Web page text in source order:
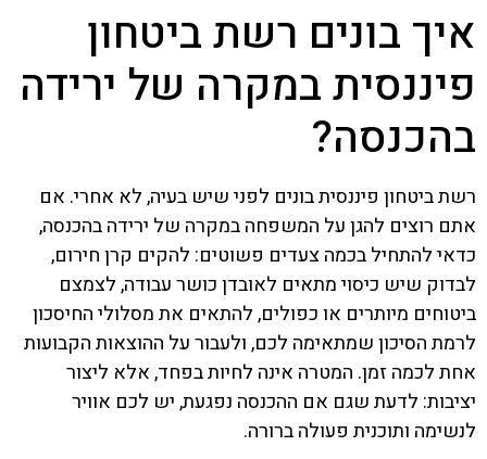
איך בונים רשת ביטחון
פיננסית במקרה של ירידה
בהכנסה?
רשת ביטחון פיננסית בונים לפני שיש בעיה, לא אחרי. אם
אתם רוצים להגן על המשפחה במקרה של ירידה בהכנסה,
כדאי להתחיל בכמה צעדים פשוטים: להקים קרן חירום,
לבדוק שיש כיסוי מתאים לאובדן כושר עבודה, לצמצם
ביטוחים מיותרים או כפולים, להתאים את מסלולי החיסכון
לרמת הסיכון שמתאימה לכם, ולעבור על ההוצאות הקבועות
אחת לכמה זמן. המטרה אינה לחיות בפחד, אלא ליצור
יציבות: לדעת שגם אם ההכנסה נפגעת, יש לכם אוויר
לנשימה ותוכנית פעולה ברורה.